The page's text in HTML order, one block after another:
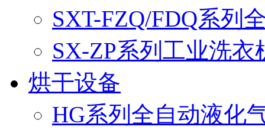
SXT-FZQ/FDQ系列
SX-ZP系列工业洗衣
烘干设备
HG系列全自动液化